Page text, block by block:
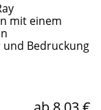
mit einem
Bedruckung